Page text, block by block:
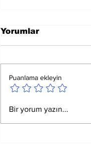
La İlahe İllallah
Yorumlar
Puanlama ekleyin
Bir yorum yazın...